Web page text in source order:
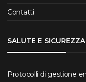
Contatti
SALUTE E SICUREZZA
Protocolli di gestione